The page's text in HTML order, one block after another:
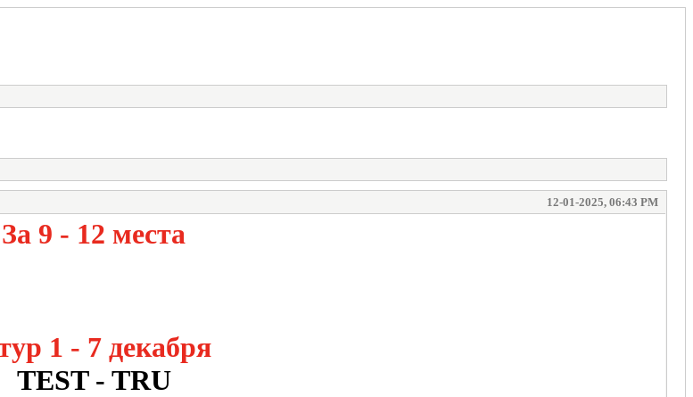
12-01-2025, 06:43 PM
За 9 - 12 места
1 - 7 декабря
TEST - TRU